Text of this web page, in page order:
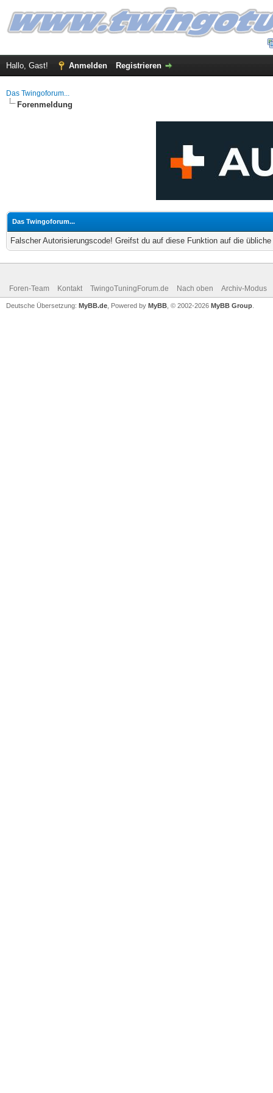
Hallo, Gast! Anmelden Registrieren
Das Twingoforum...
Forenmeldung
Das Twingoforum...
Falscher Autorisierungscode! Greifst du auf diese Funktion auf die
Foren-Team Kontakt TwingoTuningForum.de Nach oben Archiv-Modus
Deutsche Übersetzung: MyBB.de , Powered by MyBB , © 2002-2026 MyBB Group